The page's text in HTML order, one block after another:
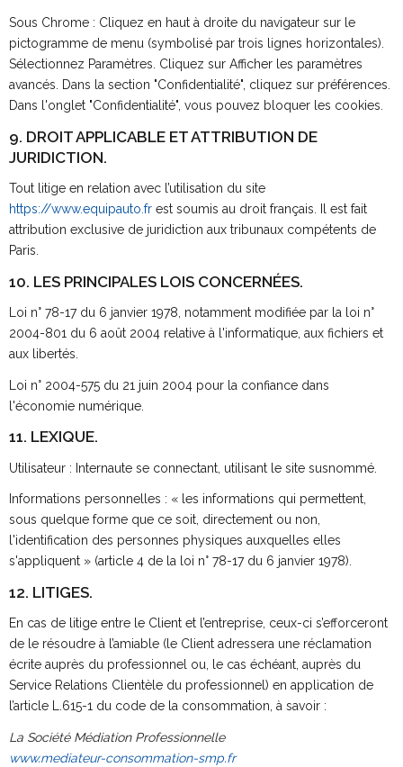
Sous Chrome : Cliquez en haut à droite du navigateur sur le
pictogramme de menu (symbolisé par trois lignes horizontales).
Sélectionnez Paramètres. Cliquez sur Afficher les paramètres
avancés. Dans la section "Confidentialité", cliquez sur préférences.
Dans l'onglet "Confidentialité", vous pouvez bloquer les cookies.
9. DROIT APPLICABLE ET ATTRIBUTION DE
JURIDICTION.
Tout litige en relation avec l’utilisation du site
https://www.equipauto.fr est soumis au droit français. Il est fait
attribution exclusive de juridiction aux tribunaux compétents de
Paris.
10. LES PRINCIPALES LOIS CONCERNÉES.
Loi n° 78-17 du 6 janvier 1978, notamment modifiée par la loi n°
2004-801 du 6 août 2004 relative à l'informatique, aux fichiers et
aux libertés.
Loi n° 2004-575 du 21 juin 2004 pour la confiance dans
l'économie numérique.
11. LEXIQUE.
Utilisateur : Internaute se connectant, utilisant le site susnommé.
Informations personnelles : « les informations qui permettent,
sous quelque forme que ce soit, directement ou non,
l'identification des personnes physiques auxquelles elles
s'appliquent » (article 4 de la loi n° 78-17 du 6 janvier 1978).
12. LITIGES.
En cas de litige entre le Client et l’entreprise, ceux-ci s’efforceront
de le résoudre à l’amiable (le Client adressera une réclamation
écrite auprès du professionnel ou, le cas échéant, auprès du
Service Relations Clientèle du professionnel) en application de
l’article L.615-1 du code de la consommation, à savoir :
La Société Médiation Professionnelle
www.mediateur-consommation-smp.fr